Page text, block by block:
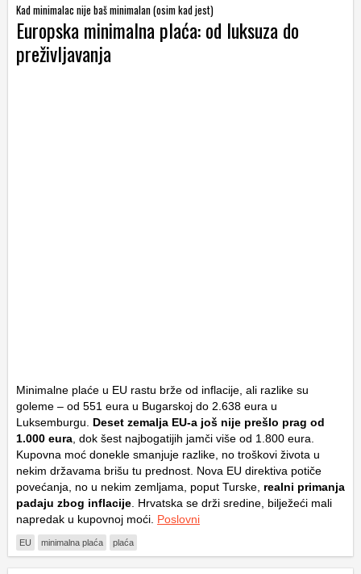
Kad minimalac nije baš minimalan (osim kad jest)
Europska minimalna plaća: od luksuza do
preživljavanja
Minimalne plaće u EU rastu brže od inflacije, ali razlike su
goleme – od 551 eura u Bugarskoj do 2.638 eura u
Luksemburgu. Deset zemalja EU-a još nije prešlo prag od
1.000 eura , dok šest najbogatijih jamči više od 1.800 eura.
Kupovna moć donekle smanjuje razlike, no troškovi života u
nekim državama brišu tu prednost. Nova EU direktiva potiče
povećanja, no u nekim zemljama, poput Turske, realni primanja
padaju zbog inflacije . Hrvatska se drži sredine, bilježeći mali
napredak u kupovnoj moći. Poslovni
EU minimalna plaća plaća